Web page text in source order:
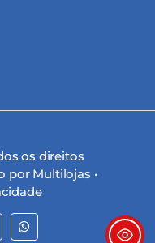
os direitos
por Multilojas •